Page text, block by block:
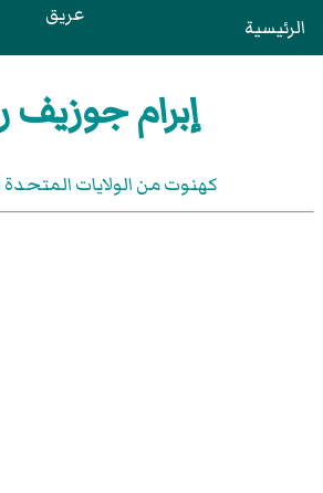
الرئيسية عريق
إبرام جوزيف
كهنوت من الولايات المتحدة